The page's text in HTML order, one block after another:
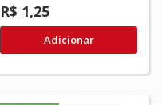
R$ 1,25
Adicionar